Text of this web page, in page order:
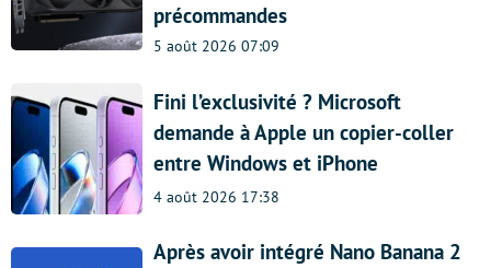
précommandes
5 août 2026 07:09
Fini l’exclusivité ? Microsoft
demande à Apple un copier-coller
entre Windows et iPhone
4 août 2026 17:38
Après avoir intégré Nano Banana 2